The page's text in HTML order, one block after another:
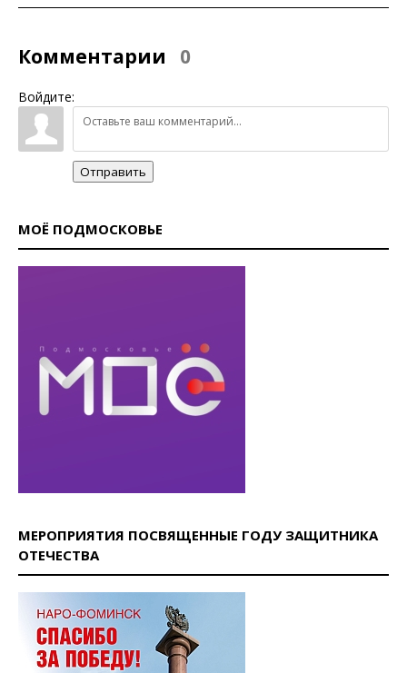
Комментарии 0
Войдите:
Отправить
МОЁ ПОДМОСКОВЬЕ
МЕРОПРИЯТИЯ ПОСВЯЩЕННЫЕ ГОДУ ЗАЩИТНИКА
ОТЕЧЕСТВА